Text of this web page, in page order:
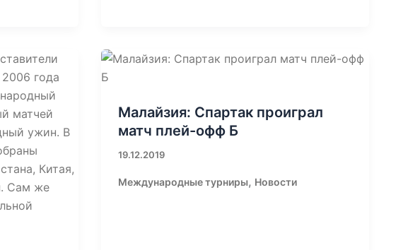
Малайзия: Спартак проиграл
матч плей-офф Б
19.12.2019
Международные турниры, Новости